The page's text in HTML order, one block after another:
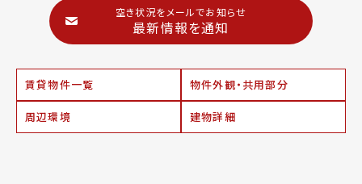
空き状況をメールでお知らせ
最新情報を通知
賃貸物件一覧 物件外観・共用部分
周辺環境 建物詳細